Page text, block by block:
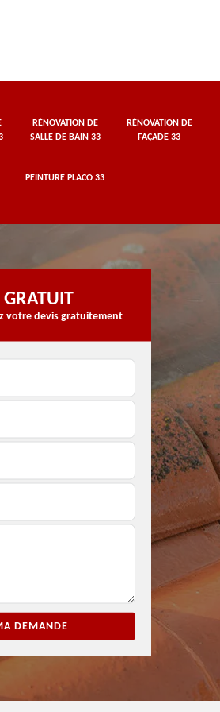
RÉNOVATION DE
SALLE DE BAIN 33
RÉNOVATION DE
FAÇADE 33
PEINTURE PLACO 33
Peintre et peinture de
façade 33
GRATUIT
votre devis gratuitement